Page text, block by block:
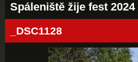
Spáleniště žije fest 2024
_DSC1128